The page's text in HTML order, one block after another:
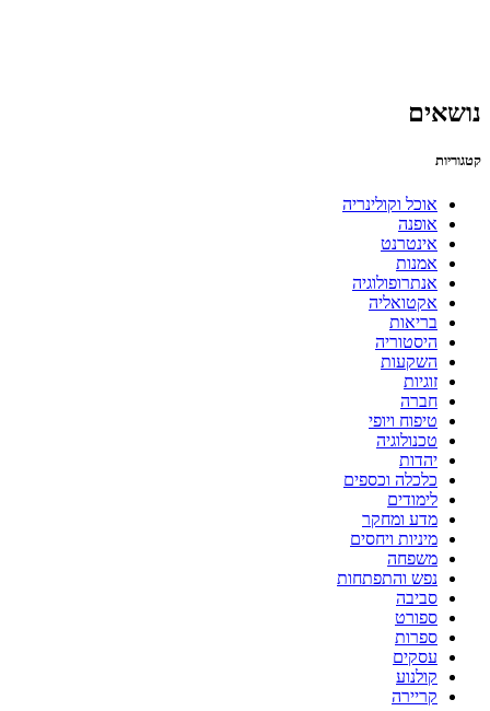
נושאים
קטגוריות
אוכל וקולינריה
אופנה
אינטרנט
אמנות
אנתרופולוגיה
אקטואליה
בריאות
היסטוריה
השקעות
זוגיות
חברה
טיפוח ויופי
טכנולוגיה
יהדות
כלכלה וכספים
לימודים
מדע ומחקר
מיניות ויחסים
משפחה
נפש והתפתחות
סביבה
ספורט
ספרות
עסקים
קולנוע
קריירה